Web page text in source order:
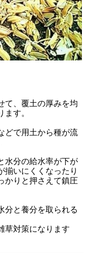
て、覆土の厚みを均
す。
どで用土から種が流
水分の給水率が下が
揃いにくくなったり
かりと押さえて鎮圧
分と養分を取られる
草対策になります